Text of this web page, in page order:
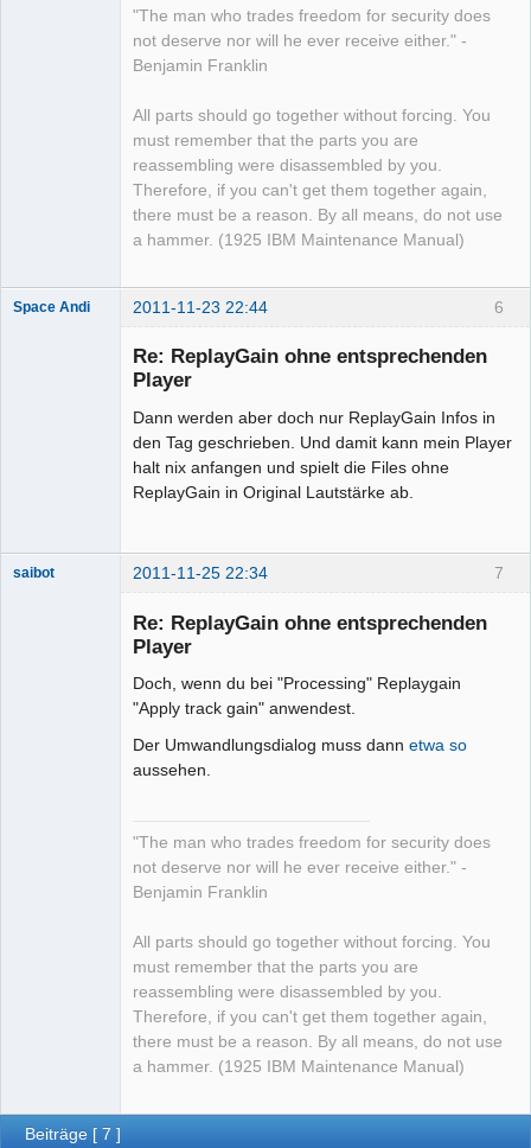
"The man who trades freedom for security does
not deserve nor will he ever receive either." -
Benjamin Franklin
All parts should go together without forcing. You
must remember that the parts you are
reassembling were disassembled by you.
Therefore, if you can't get them together again,
there must be a reason. By all means, do not use
a hammer. (1925 IBM Maintenance Manual)
6
Space Andi 2011-11-23 22:44
Re: ReplayGain ohne entsprechenden
Player
Dann werden aber doch nur ReplayGain Infos in
den Tag geschrieben. Und damit kann mein Player
halt nix anfangen und spielt die Files ohne
ReplayGain in Original Lautstärke ab.
7
saibot 2011-11-25 22:34
Re: ReplayGain ohne entsprechenden
Player
Doch, wenn du bei "Processing" Replaygain
"Apply track gain" anwendest.
Der Umwandlungsdialog muss dann etwa so
aussehen.
"The man who trades freedom for security does
not deserve nor will he ever receive either." -
Benjamin Franklin
All parts should go together without forcing. You
must remember that the parts you are
reassembling were disassembled by you.
Therefore, if you can't get them together again,
there must be a reason. By all means, do not use
a hammer. (1925 IBM Maintenance Manual)
Beiträge [ 7 ]